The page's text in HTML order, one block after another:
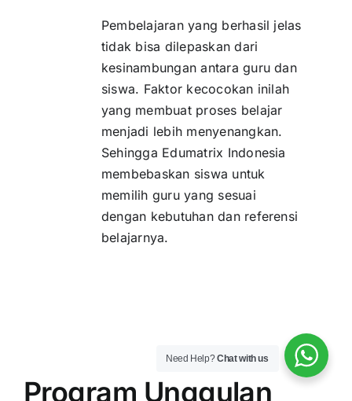
Pembelajaran yang berhasil jelas
tidak bisa dilepaskan dari
kesinambungan antara guru dan
siswa. Faktor kecocokan inilah
yang membuat proses belajar
menjadi lebih menyenangkan.
Sehingga Edumatrix Indonesia
membebaskan siswa untuk
memilih guru yang sesuai
dengan kebutuhan dan referensi
belajarnya.
Program Unggulan
Need Help?Chat with us